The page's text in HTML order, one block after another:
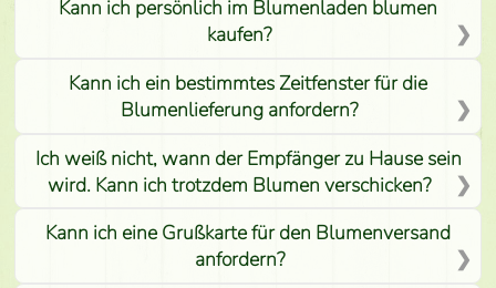
Kann ich persönlich im Blumenladen blumen
kaufen?
Kann ich ein bestimmtes Zeitfenster für die
Blumenlieferung anfordern?
Ich weiß nicht, wann der Empfänger zu Hause sein
wird. Kann ich trotzdem Blumen verschicken?
Kann ich eine Grußkarte für den Blumenversand
anfordern?